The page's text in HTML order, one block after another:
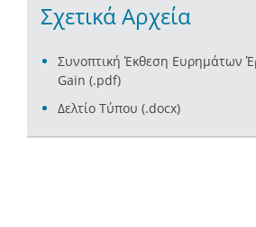
Σχετικά Αρχεία
Συνοπτική Έκθεση Ευρημάτων
Gain (.pdf)
Δελτίο Τύπου (.docx)